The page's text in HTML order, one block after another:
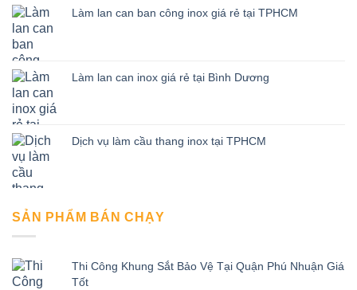
Làm lan can ban công inox giá rẻ tại TPHCM
Làm lan can inox giá rẻ tại Bình Dương
Dịch vụ làm cầu thang inox tại TPHCM
SẢN PHẨM BÁN CHẠY
Thi Công Khung Sắt Bảo Vệ Tại Quận Phú Nhuận Giá
Tốt